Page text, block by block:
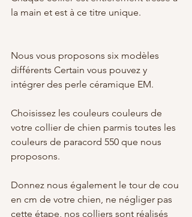
la main et est à ce titre unique.
Nous vous proposons six modèles
différents Certain vous pouvez y
intégrer des perle céramique EM.
Choisissez les couleurs couleurs de
votre collier de chien parmis toutes les
couleurs de paracord 550 que nous
proposons.
Donnez nous également le tour de cou
en cm de votre chien, ne négliger pas
cette étape, nos colliers sont réalisés